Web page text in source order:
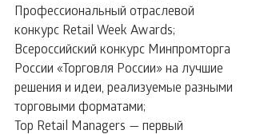
Профессиональный отраслевой
конкурс Retail Week Awards;
Всероссийский конкурс Минпромторга
России «Торговля России» на лучшие
решения и идеи, реализуемые разными
торговыми форматами;
Top Retail Managers — первый